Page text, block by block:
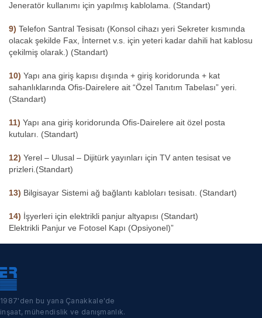
Jeneratör kullanımı için yapılmış kablolama. (Standart)
9) Telefon Santral Tesisatı (Konsol cihazı yeri Sekreter kısmında
olacak şekilde Fax, İnternet v.s. için yeteri kadar dahili hat kablosu
çekilmiş olarak.) (Standart)
10) Yapı ana giriş kapısı dışında + giriş koridorunda + kat
sahanlıklarında Ofis-Dairelere ait “Özel Tanıtım Tabelası” yeri.
(Standart)
11) Yapı ana giriş koridorunda Ofis-Dairelere ait özel posta
kutuları. (Standart)
12) Yerel – Ulusal – Dijitürk yayınları için TV anten tesisat ve
prizleri.(Standart)
13) Bilgisayar Sistemi ağ bağlantı kabloları tesisatı. (Standart)
14) İşyerleri için elektrikli panjur altyapısı (Standart)
Elektrikli Panjur ve Fotosel Kapı (Opsiyonel)”
1987'den bu yana Çanakkale'de
inşaat, mühendislik ve danışmanlık.